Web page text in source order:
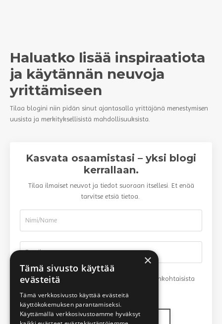
Haluatko lisää inspiraatiota
ja käytännän neuvoja
yrittämiseen
Tilaa blogini niin pidän sinut ajantasalla yrittäjänä menestymisen
uusista ja merkityksellisistä mahdollisuuksista.
Kasvata osaamistasi – yksi blogi
kerrallaan.
Tilaa ilmaiset neuvot ja tiedot suoraan itsellesi. Et enää
tarvitse etsiä tietoa.
Minulle saa lähettää tietoa kursseista, ajankohtaisista
Liity mukaan helposti
×
Tämä sivusto käyttää
evästeitä
Tämä verkkosivusto käyttää evästeitä
käyttökokemuksen parantamiseksi.
Käyttämällä verkkosivustoamme hyväksyt